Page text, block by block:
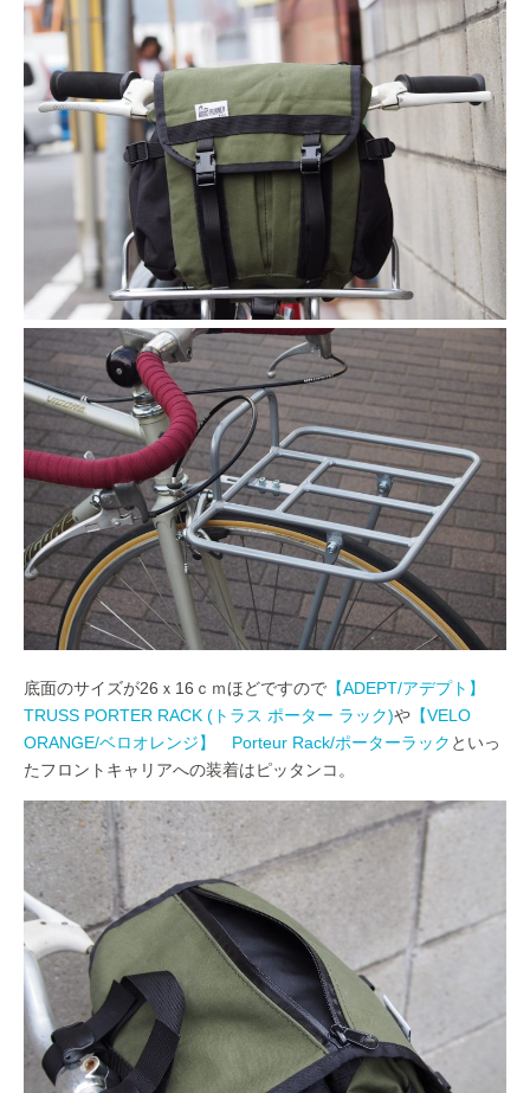
底面のサイズが26ｘ16ｃｍほどですので 【ADEPT/アデプト】
TRUSS PORTER RACK (トラス ポーター ラック)や 【VELO
ORANGE/ベロオレンジ】 Porteur Rack/ポーターラック といっ
たフロントキャリアへの装着はピッタンコ。